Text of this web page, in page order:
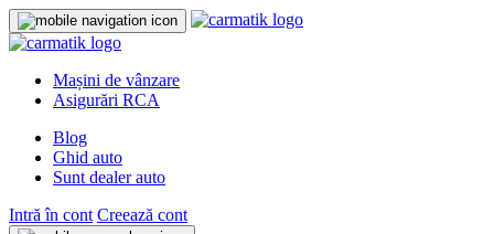
Mașini de vânzare
Asigurări RCA
Blog
Ghid auto
Sunt dealer auto
Intră în cont Creează cont